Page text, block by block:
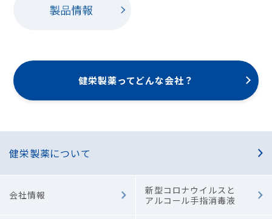
健栄製薬ってどんな会社？
健栄製薬について
会社情報
新型コロナウイルスと
アルコール手指消毒液